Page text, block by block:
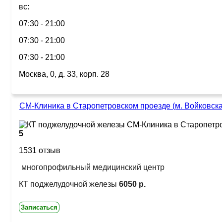
вс:
07:30 - 21:00
07:30 - 21:00
07:30 - 21:00
Москва, 0, д. 33, корп. 28
СМ-Клиника в Старопетровском проезде (м.
5
1531 отзыв
многопрофильный медицинский центр
КТ поджелудочной железы 6050 р.
Записаться